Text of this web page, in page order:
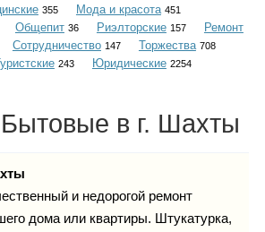
Объявления
Каталог
Инфо
355 Мода и красота 451
Общепит 36 Риэлторские 157
Ремонт
Сотрудничество 147 Торжества 708
243 Юридические 2254
в г. Шахты
и недорогой ремонт
дома или квартиры. Штукатурка,